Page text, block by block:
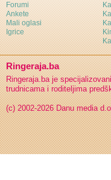
Forumi
Ankete
Mali oglasi
Igrice
Ringeraja.ba
Ringeraja.ba je
trudnicama i roditeljima
(c) 2002-2026 Danu media